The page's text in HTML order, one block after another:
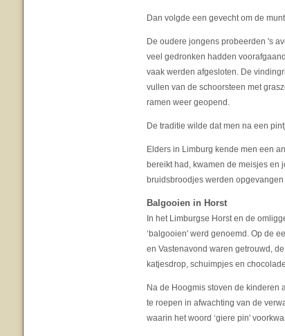
Dan volgde een gevecht om de
De oudere jongens probeerden 's
veel gedronken hadden
vaak werden afgesloten. De
vullen van de schoorsteen met
ramen weer geopend.
De traditie wilde dat men na een
Elders in Limburg kende men een
bereikt had, kwamen de meisjes en
bruidsbroodjes werden
Balgooien in Horst
In het Limburgse Horst en de
‘balgooien' werd genoemd. Op de
en Vastenavond waren getrouwd,
katjesdrop, schuimpjes en
Na de Hoogmis stoven de kinderen
te roepen in afwachting van de
waarin het woord ‘giere pin'